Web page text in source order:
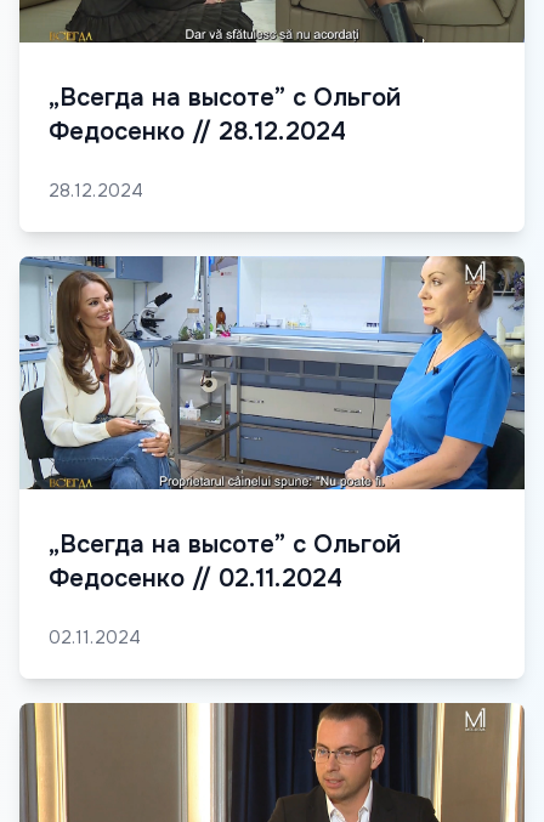
„Всегда на высоте” с Ольгой
Федосенко // 28.12.2024
28.12.2024
„Всегда на высоте” с Ольгой
Федосенко // 02.11.2024
02.11.2024